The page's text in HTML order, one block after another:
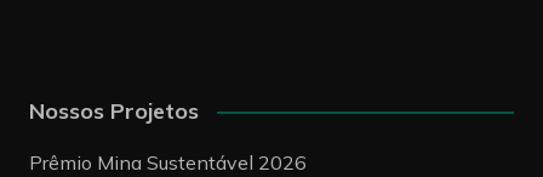
Nossos Projetos
Prêmio Mina Sustentável 2026